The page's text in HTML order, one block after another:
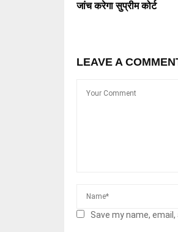
जांच करेगा सुप्रीम कोर्ट
LEAVE A
Save my name,